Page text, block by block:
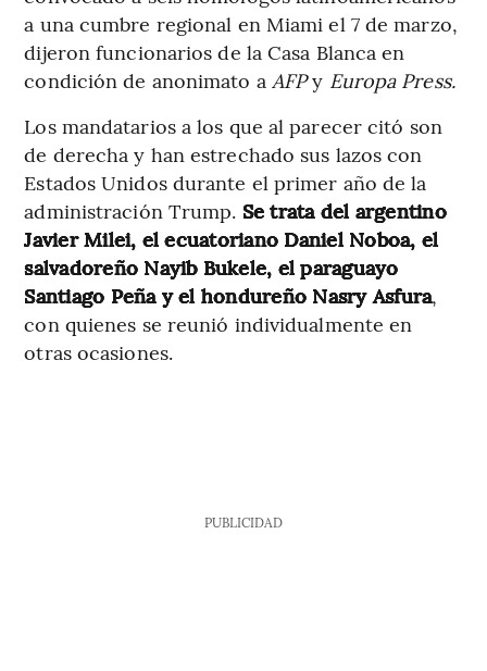
a una cumbre regional en Miami el 7 de marzo,
dijeron funcionarios de la Casa Blanca en
condición de anonimato a AFPy Europa Press.
Los mandatarios a los que al parecer citó son
de derecha y han estrechado sus lazos con
Estados Unidos durante el primer año de la
administración Trump. Se trata del argentino
Javier Milei, el ecuatoriano Daniel Noboa, el
salvadoreño Nayib Bukele, el paraguayo
Santiago Peña y el hondureño Nasry Asfura,
con quienes se reunió individualmente en
otras ocasiones.
PUBLICIDAD